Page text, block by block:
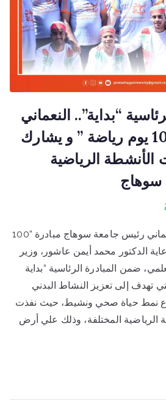
“بداية”.. النعماني
يطلق مبادرة “100 يوم رياضة ” و يشارك
الأنشطة الرياضية
سوهاج
أطلق الدكتور حسان النعماني رئيس جامعة سوهاج مبادرة “100
الدكتور محمد أيمن عاشور، وزير
ضمن المبادرة الرئاسية “بداية
تهدف إلى تعزيز النشاط البدني
نمط حياة صحي ونشيط، حيث نفذت
الرياضية المختلفة، وذلك علي أرض